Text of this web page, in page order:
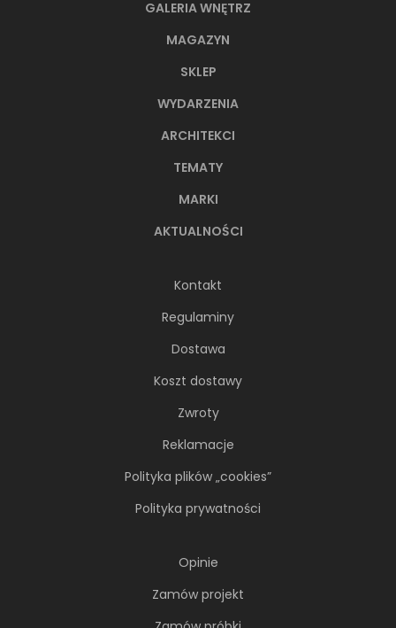
GALERIA WNĘTRZ
MAGAZYN
SKLEP
WYDARZENIA
ARCHITEKCI
TEMATY
MARKI
AKTUALNOŚCI
Kontakt
Regulaminy
Dostawa
Koszt dostawy
Zwroty
Reklamacje
Polityka plików „cookies”
Polityka prywatności
Opinie
Zamów projekt